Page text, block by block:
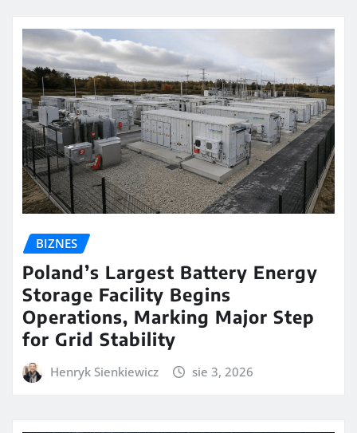
BIZNES
Poland’s Largest Battery Energy
Storage Facility Begins
Operations, Marking Major Step
for Grid Stability
Henryk Sienkiewicz sie 3, 2026